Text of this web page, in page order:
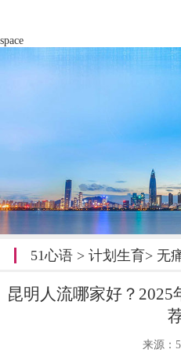
space
51心语> 计划生育> 无
昆明人流哪家好？2025
来源：